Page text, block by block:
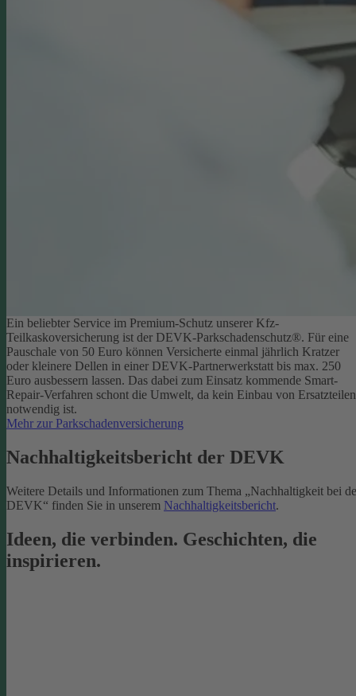
Ein beliebter Service im Premium-Schutz unserer Kfz-
Teilkaskoversicherung ist der DEVK-Parkschadenschutz®. Für eine
Pauschale von 50 Euro können Versicherte einmal jährlich Kratzer
oder kleinere Dellen in einer DEVK-Partnerwerkstatt bis max. 250
Euro ausbessern lassen. Das dabei zum Einsatz kommende Smart-
Repair-Verfahren schont die Umwelt, da kein Einbau von Ersatzteilen
notwendig ist.
Mehr zur Parkschadenversicherung
Nachhaltigkeitsbericht der DEVK
Weitere Details und Informationen zum Thema „Nachhaltigkeit bei
DEVK“ finden Sie in unserem Nachhaltigkeitsbericht.
Ideen, die verbinden. Geschichten, die
inspirieren.